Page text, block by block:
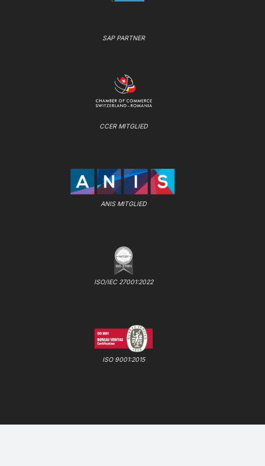
SAP PARTNER
CCER MITGLIED
ANIS MITGLIED
ISO/IEC 27001:2022
ISO 9001:2015